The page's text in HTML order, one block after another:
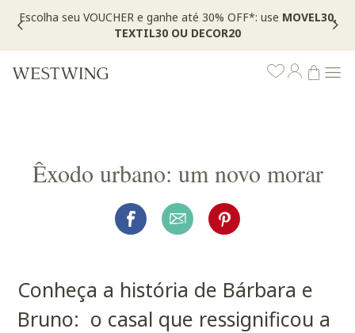
Escolha seu VOUCHER e ganhe até 30% OFF*: use MOVEL30,
TEXTIL30 OU DECOR20
Êxodo urbano: um novo morar
Conheça a história de Bárbara e
Bruno: o casal que ressignificou a